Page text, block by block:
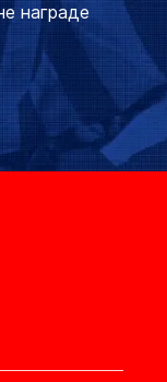
награде